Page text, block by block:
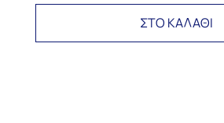
ΣΤΟ ΚΑΛΑΘΙ